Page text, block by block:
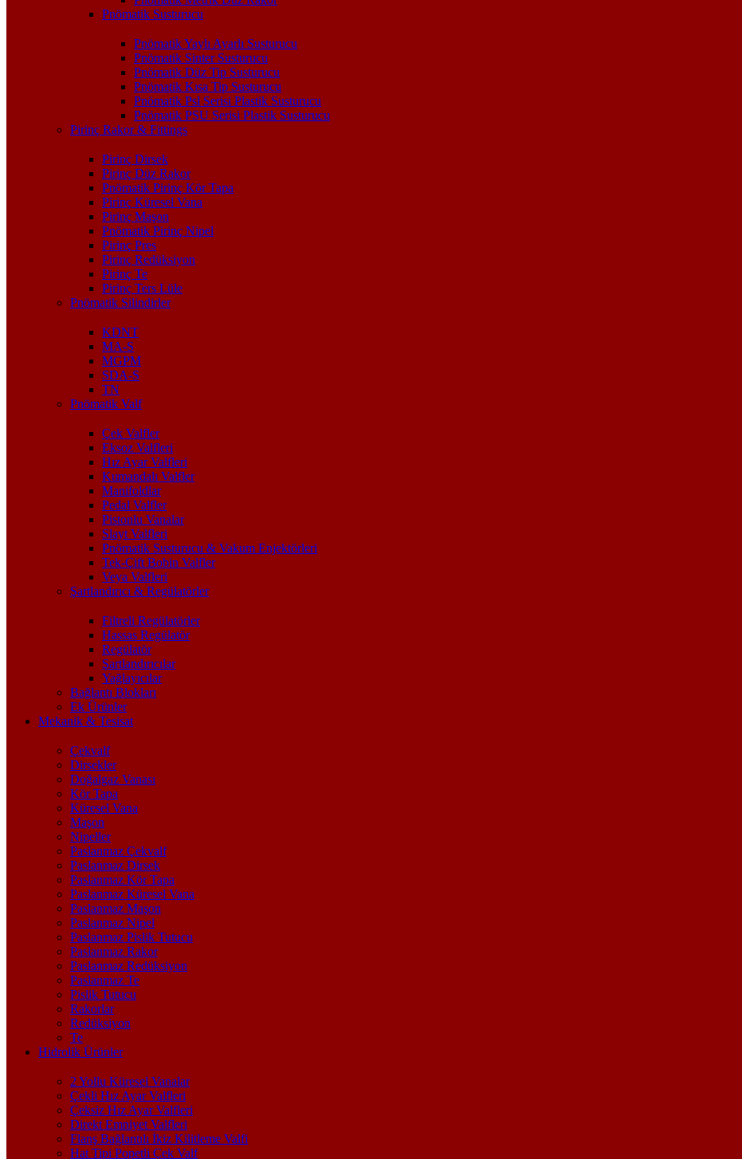
Pnömatik Susturucu
Pnömatik Yaylı Ayarlı Susturucu
Pnömatik Sinter Susturucu
Pnömatik Düz Tip Susturucu
Pnömatik Kısa Tip Susturucu
Pnömatik Psl Serisi Plastik Susturucu
Pnömatik PSU Serisi Plastik Susturucu
Pirinç Rakor & Fittings
Pirinç Dirsek
Pirinç Düz Rakor
Pnömatik Pirinç Kör Tapa
Pirinç Küresel Vana
Pirinç Maşon
Pnömatik Pirinç Nipel
Pirinç Pres
Pirinç Redüksiyon
Pirinç Te
Pirinç Ters Lüle
Pnömatik Silindirler
KDNT
MA-S
MGPM
SDA-S
TN
Pnömatik Valf
Çek Valfler
Eksoz Valfleri
Hız Ayar Valfleri
Kumandalı Valfler
Manifoldlar
Pedal Valfler
Pistonlu Vanalar
Slayt Valfleri
Pnömatik Susturucu & Vakum Enjektörleri
Tek-Çift Bobin Valfler
Veya Valfleri
Şartlandırıcı & Regülatörler
Filtreli Regülatörler
Hassas Regülatör
Regülatör
Şartlandırıcılar
Yağlayıcılar
Bağlantı Blokları
Ek Ürünler
Mekanik & Tesisat
Çekvalf
Dirsekler
Doğalgaz Vanası
Kör Tapa
Küresel Vana
Maşon
Nipeller
Paslanmaz Çekvalf
Paslanmaz Dirsek
Paslanmaz Kör Tapa
Paslanmaz Küresel Vana
Paslanmaz Maşon
Paslanmaz Nipel
Paslanmaz Pislik Tutucu
Paslanmaz Rakor
Paslanmaz Redüksiyon
Paslanmaz Te
Pislik Tutucu
Rakorlar
Redüksiyon
Te
Hidrolik Ürünler
2 Yollu Küresel Vanalar
Çekli Hız Ayar Valfleri
Çeksiz Hız Ayar Valfleri
Direkt Emniyet Valfleri
Flanş Bağlantılı İkiz Kilitleme Valfi
Hat Tipi Popetli Çek Valf